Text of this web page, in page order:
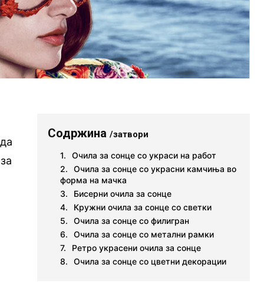
Содржина/затвори
Очила за сонце со украси на работ
Очила за сонце со украсни камчиња во
форма на мачка
Бисерни очила за сонце
Кружни очила за сонце со светки
Очила за сонце со филигран
Очила за сонце со метални рамки
Ретро украсени очила за сонце
Очила за сонце со цветни декорации